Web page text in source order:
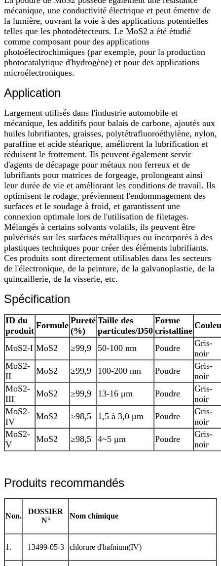
mécanique, une conductivité électrique et peut émettre de
la lumière, ouvrant la voie à des applications potentielles
telles que les photodétecteurs. Le MoS2 a été étudié
comme composant pour des applications
photoélectrochimiques (par exemple, pour la production
photocatalytique d'hydrogène) et pour des applications
microélectroniques.
Application
Largement utilisés dans l'industrie automobile et
mécanique, les additifs pour balais de carbone, ajoutés aux
huiles lubrifiantes, graisses, polytétrafluoroéthylène, nylon,
paraffine et acide stéarique, améliorent la lubrification et
réduisent le frottement. Ils peuvent également servir
d'agents de décapage pour métaux non ferreux et de
lubrifiants pour matrices de forgeage, prolongeant ainsi
leur durée de vie et améliorant les conditions de travail. Ils
optimisent le rodage, préviennent l'endommagement des
surfaces et le soudage à froid, et garantissent une
connexion optimale lors de l'utilisation de filetages.
Mélangés à certains solvants volatils, ils peuvent être
pulvérisés sur les surfaces métalliques ou incorporés à des
plastiques techniques pour créer des éléments lubrifiants.
Ces produits sont directement utilisables dans les secteurs
de l'électronique, de la peinture, de la galvanoplastie, de la
quincaillerie, de la visserie, etc.
Spécification
ID du
produit
Formule Pureté
(%)
Taille des
particules/D50
Forme
cristalline
MoS2-I MoS2 ≥99,9 50-100 nm Poudre
Gris-
noir
MoS2-
II
MoS2 ≥99,9 100-200 nm Poudre
Gris-
noir
MoS2-
III
MoS2 ≥99,9 13-16 μm Poudre
Gris-
noir
MoS2-
IV
MoS2 ≥98,5 1,5 à 3,0 μm Poudre
Gris-
noir
MoS2-
V
MoS2 ≥98,5 4~5 μm Poudre
Gris-
noir
Produits recommandés
Non.
DOSSIER
N°
Nom chimique
1. 13499-05-3 chlorure d'hafnium(IV)